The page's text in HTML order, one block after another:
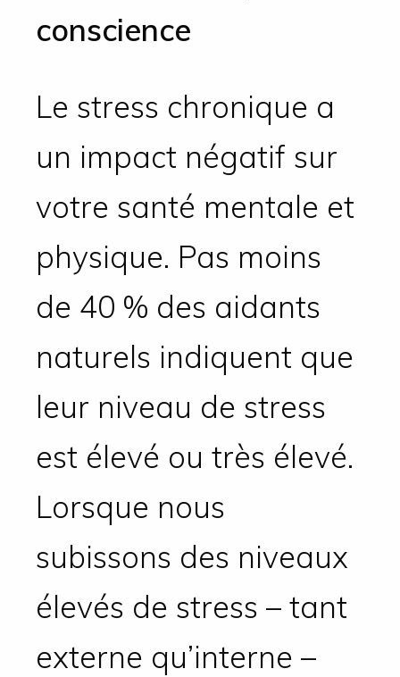
conscience
Le stress chronique a
un impact négatif sur
votre santé mentale et
physique. Pas moins
de 40 % des aidants
naturels indiquent que
leur niveau de stress
est élevé ou très élevé.
Lorsque nous
subissons des niveaux
élevés de stress – tant
externe qu’interne –